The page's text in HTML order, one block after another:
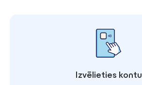
Izvēlieties kontu